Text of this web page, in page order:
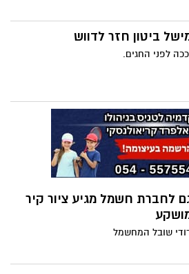
ביטון חזר לדווש
לפני החגים.
לחברת חשמל מגיע ציור קיר
שובל המחשמל